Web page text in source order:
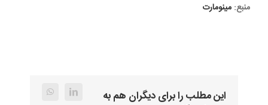
منبع: مینومارت
این مطلب را برای دیگران هم به
LinkedIn
WhatsApp